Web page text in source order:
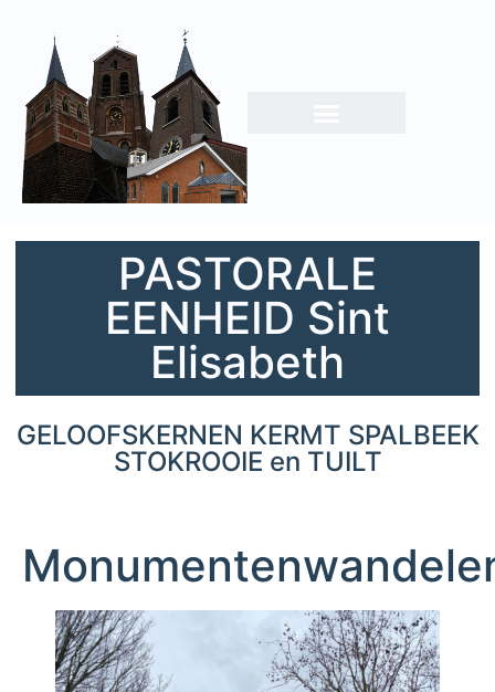
PASTORALE
EENHEID Sint
Elisabeth
GELOOFSKERNEN KERMT SPALBEEK
STOKROOIE en TUILT